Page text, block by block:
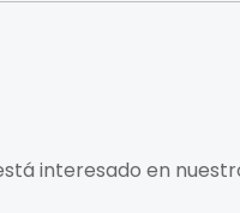
interesado en